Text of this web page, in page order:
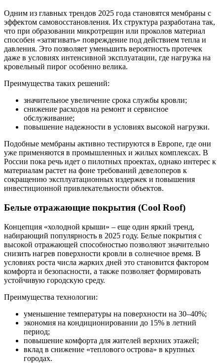
Одним из главных трендов 2025 года становятся мембраны с
эффектом самовосстановления. Их структура разработана так,
что при образовании микротрещин или проколов материал
способен «затягивать» повреждение под действием тепла и
давления. Это позволяет уменьшить вероятность протечек
даже в условиях интенсивной эксплуатации, где нагрузка на
кровельный пирог особенно велика.
Преимущества таких решений:
значительное увеличение срока службы кровли;
снижение расходов на ремонт и сервисное
обслуживание;
повышение надежности в условиях высокой нагрузки.
Подобные мембраны активно тестируются в Европе, где они
уже применяются в промышленных и жилых комплексах. В
России пока речь идет о пилотных проектах, однако интерес к
материалам растет на фоне требований девелоперов к
сокращению эксплуатационных издержек и повышения
инвестиционной привлекательности объектов.
Белые отражающие покрытия (Cool Roof)
Концепция «холодной крыши» – еще один яркий тренд,
набирающий популярность в 2025 году. Белые покрытия с
высокой отражающей способностью позволяют значительно
снизить нагрев поверхности кровли в солнечное время. В
условиях роста числа жарких дней это становится фактором
комфорта и безопасности, а также позволяет формировать
устойчивую городскую среду.
Преимущества технологии:
уменьшение температуры на поверхности на 30–40%;
экономия на кондиционировании до 15% в летний
период;
повышение комфорта для жителей верхних этажей;
вклад в снижение «теплового острова» в крупных
городах.